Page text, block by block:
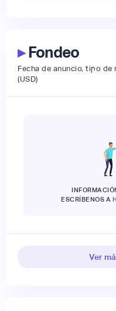
▸Fondeo
Fecha de anuncio, tipo
(USD)
ESCRÍBENOS A
Ver